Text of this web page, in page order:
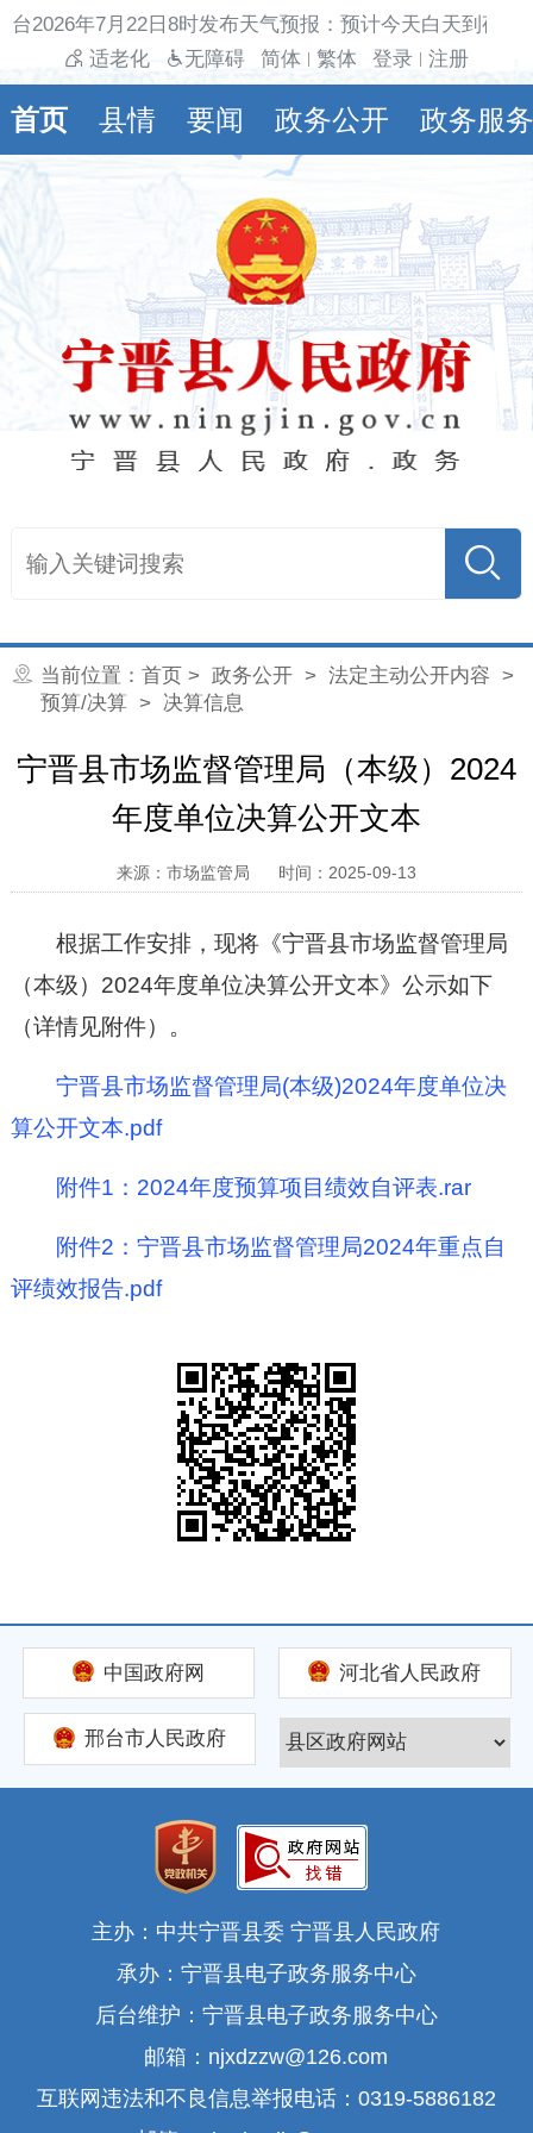
台2026年7月22日8时发布天气预报：预计今天白天到夜
适老化
无障碍 简体 繁体 登录 注册
首页 县情 要闻 政务公开 政务服务
当前位置： 首页 > 政务公开> 法定主动公开内容 >
预算/决算> 决算信息
宁晋县市场监督管理局（本级）2024
年度单位决算公开文本
来源：市场监管局 时间：2025-09-13
根据工作安排，现将《宁晋县市场监督管理局
（本级）2024年度单位决算公开文本》公示如下
（详情见附件）。
宁晋县市场监督管理局(本级)2024年度单位决
算公开文本.pdf
附件1：2024年度预算项目绩效自评表.rar
附件2：宁晋县市场监督管理局2024年重点自
评绩效报告.pdf
中国政府网 河北省人民政府
邢台市人民政府
主办：中共宁晋县委 宁晋县人民政府
承办：宁晋县电子政务服务中心
后台维护：宁晋县电子政务服务中心
邮箱：njxdzzw@126.com
互联网违法和不良信息举报电话：0319-5886182